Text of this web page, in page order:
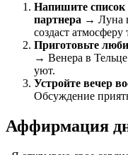
Напишите список
партнера → Луна
создаст атмосферу
Приготовьте
→ Венера в
уют.
Устройте вечер
Обсуждение
Аффирмация